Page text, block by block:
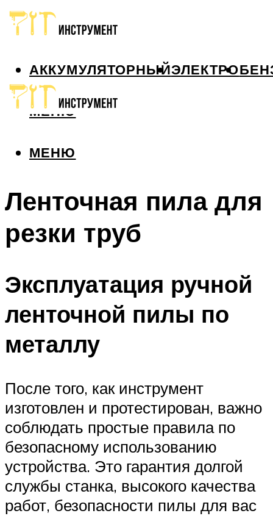
АККУМУЛЯТОРНЫЙЭЛЕКТРО
МЕНЮ
МЕНЮ
Ленточная пила для
резки труб
Эксплуатация ручной
ленточной пилы по
металлу
После того, как инструмент
изготовлен и протестирован, важно
соблюдать простые правила по
безопасному использованию
устройства. Это гарантия долгой
службы станка, высокого качества
работ, безопасности пилы для вас